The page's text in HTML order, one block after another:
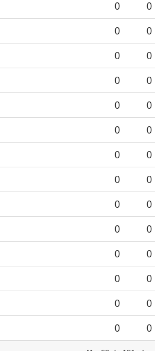
0 0
0 0
0 0
0 0
0 0
0 0
0 0
0 0
0 0
0 0
0 0
0 0
0 0
0 0